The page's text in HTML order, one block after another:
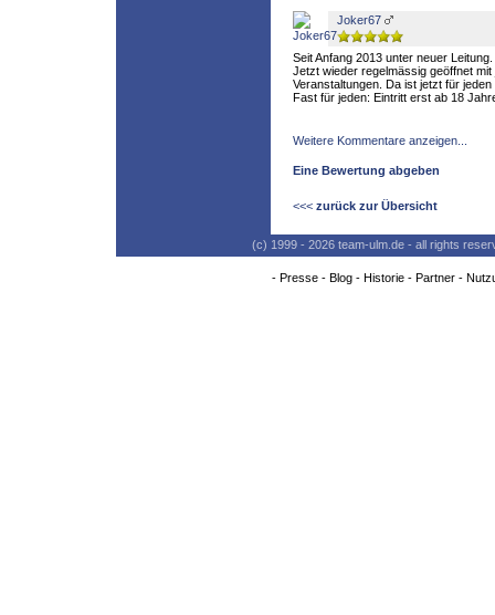
Joker67
Seit Anfang 2013 unter neuer Leitung.
Jetzt wieder regelmässig geöffnet mit
Veranstaltungen. Da ist jetzt für
Fast für jeden: Eintritt erst ab 18
Weitere Kommentare anzeigen...
Eine Bewertung abgeben
<<< zurück zur Übersicht
(c) 1999 - 2026 team-ulm.de - all rights
- Presse- Blog- Historie- Partner-